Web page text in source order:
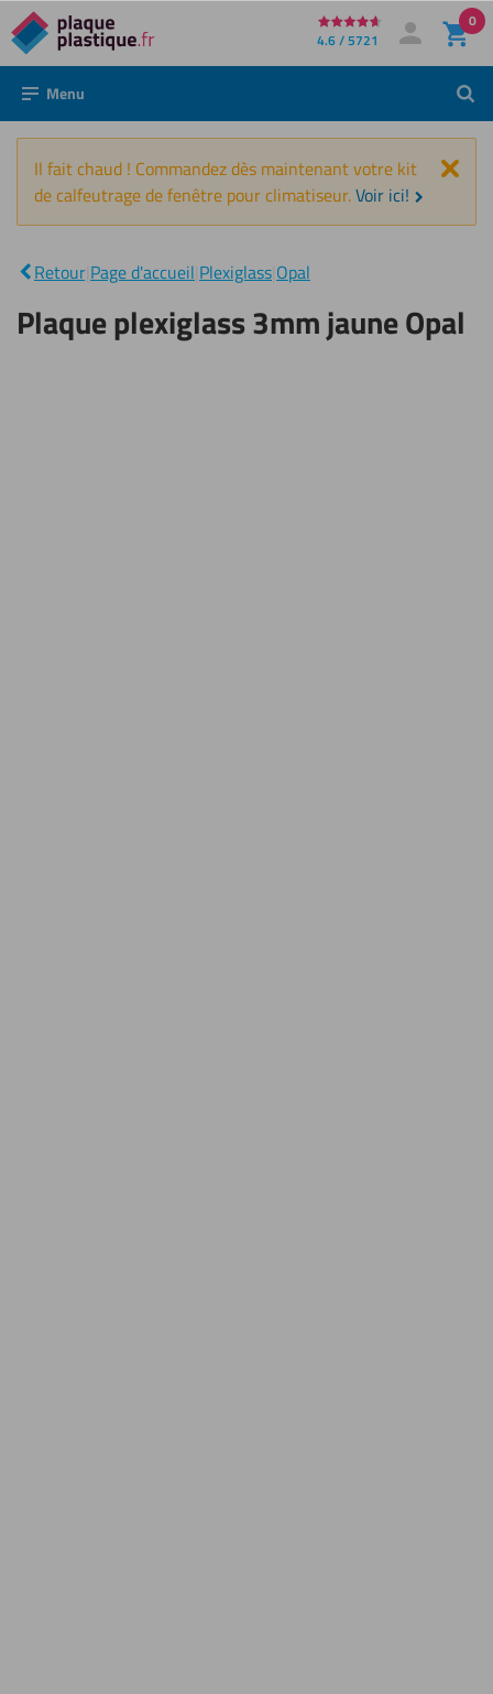
Directement
au
contenu
4.6 / 5721 Mon compte
Se connecter
0
Menu
Il fait chaud ! Commandez dès maintenant votre kit
de calfeutrage de fenêtre pour climatiseur.Voir ici!
Retour Page d'accueil Plexiglass Opal
3mm
jaune
Opal
Plaque plexiglass 3mm jaune Opal